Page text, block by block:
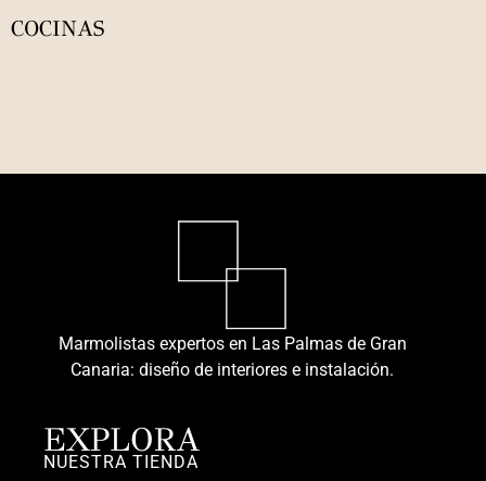
COCINAS
Marmolistas expertos en Las Palmas de Gran
Canaria: diseño de interiores e instalación.
EXPLORA
NUESTRA TIENDA